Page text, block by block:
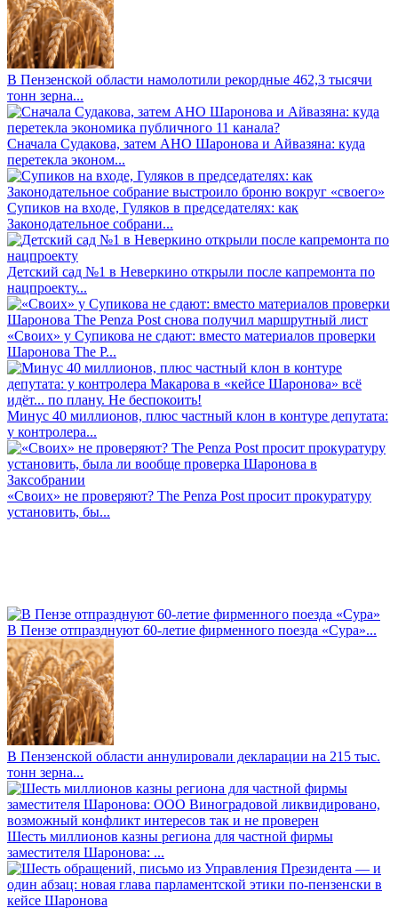
В Пензенской области намолотили рекордные 462,3 тысячи
тонн зерна...
Сначала Судакова, затем АНО Шаронова и Айвазяна: куда
перетекла эконом...
Супиков на входе, Гуляков в председателях: как
Законодательное собрани...
Детский сад №1 в Неверкино открыли после капремонта по
нацпроекту...
«Своих» у Супикова не сдают: вместо материалов проверки
Шаронова The P...
Минус 40 миллионов, плюс частный клон в контуре депутата:
у контролера...
«Своих» не проверяют? The Penza Post просит прокуратуру
установить, бы...
В Пензе отпразднуют 60-летие фирменного поезда «Сура»...
В Пензенской области аннулировали декларации на 215 тыс.
тонн зерна...
Шесть миллионов казны региона для частной фирмы
заместителя Шаронова: ...